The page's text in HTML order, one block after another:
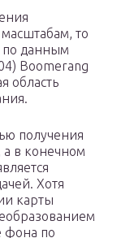
то
по данным
Boomerang
область
получения
а в конечном
Хотя
карты
фона по